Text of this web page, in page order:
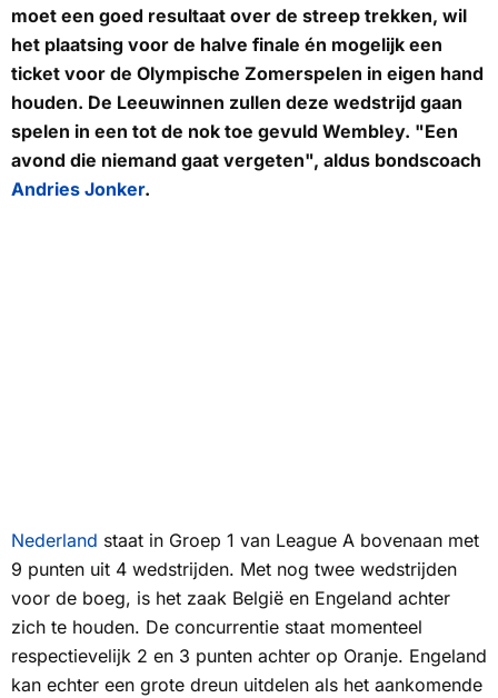
moet een goed resultaat over de streep trekken, wil
het plaatsing voor de halve finale én mogelijk een
ticket voor de Olympische Zomerspelen in eigen hand
houden. De Leeuwinnen zullen deze wedstrijd gaan
spelen in een tot de nok toe gevuld Wembley. "Een
avond die niemand gaat vergeten", aldus bondscoach
Andries Jonker.
Nederland staat in Groep 1 van League A bovenaan met
9 punten uit 4 wedstrijden. Met nog twee wedstrijden
voor de boeg, is het zaak België en Engeland achter
zich te houden. De concurrentie staat momenteel
respectievelijk 2 en 3 punten achter op Oranje. Engeland
kan echter een grote dreun uitdelen als het aankomende